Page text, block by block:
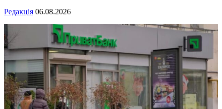
Редакція 06.08.2026